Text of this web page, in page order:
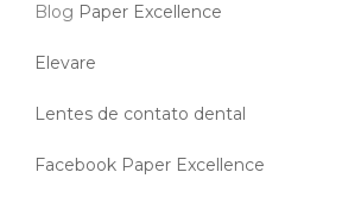
Blog Paper Excellence
Elevare
Lentes de contato dental
Facebook Paper Excellence